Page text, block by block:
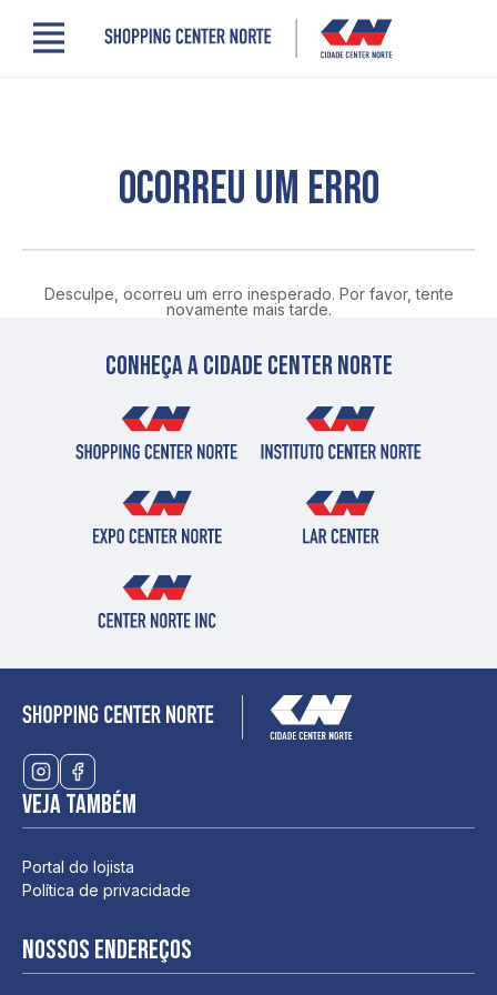
Menu
Comodidades
Clube de Benefícios
Novidades
Quem somos
Localização
OCORREU UM ERRO
Desculpe, ocorreu um erro inesperado. Por favor, tente
novamente mais tarde.
Conheça a cidade center norte
Veja também
Portal do lojista
Política de privacidade
Nossos endereços